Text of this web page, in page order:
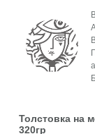
Толстовка на
320гр